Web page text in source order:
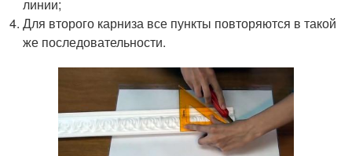
линии;
Для второго карниза все пункты повторяются в такой
же последовательности.